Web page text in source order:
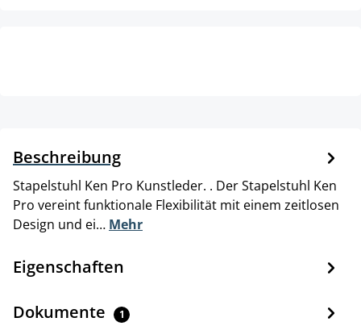
Beschreibung
Stapelstuhl Ken Pro Kunstleder. . Der Stapelstuhl Ken
Pro vereint funktionale Flexibilität mit einem zeitlosen
Design und ei… Mehr
Eigenschaften
Dokumente 1